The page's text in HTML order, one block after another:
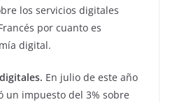
los servicios digitales
por cuanto es
digital.
En julio de este año
un impuesto del 3% sobre